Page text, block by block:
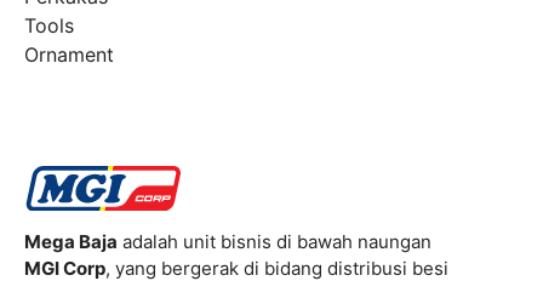
Tools
Ornament
Mega Baja adalah unit bisnis di bawah naungan
MGI Corp, yang bergerak di bidang distribusi besi